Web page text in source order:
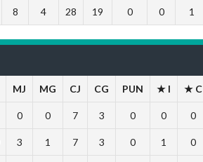
8 4 28 19 0 0 1
MJ MG CJ CG PUN ★ I ★ C
0 0 7 3 0 0 0
3 1 7 3 0 1 0